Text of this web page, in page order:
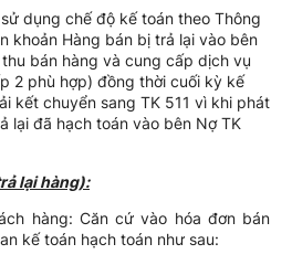
dụng chế độ kế toán theo Thông
khoản Hàng bán bị trả lại vào bên
thu bán hàng và cung cấp dịch vụ
2 phù hợp) đồng thời cuối kỳ kế
kết chuyển sang TK 511 vì khi phát
lại đã hạch toán vào bên Nợ TK
lại hàng):
hàng: Căn cứ vào hóa đơn bán
kế toán hạch toán như sau: